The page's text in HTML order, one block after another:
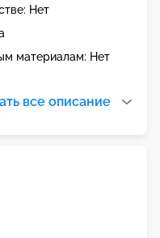
Нет
материалам: Нет
все описание